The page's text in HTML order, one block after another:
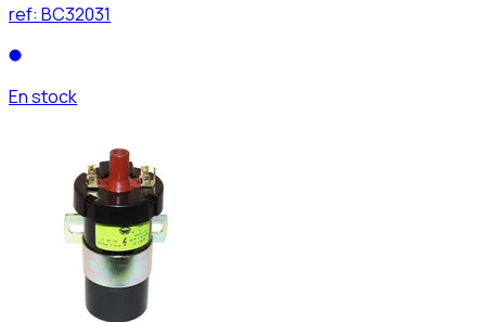
ref: BC32031
En stock